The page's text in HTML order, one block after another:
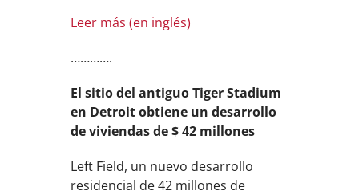
Leer más (en inglés)
………….
El sitio del antiguo Tiger Stadium
en Detroit obtiene un desarrollo
de viviendas de $ 42 millones
Left Field, un nuevo desarrollo
residencial de 42 millones de